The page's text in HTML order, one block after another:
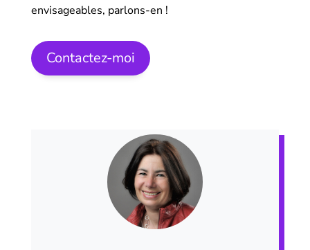
envisageables, parlons-en !
Contactez-moi